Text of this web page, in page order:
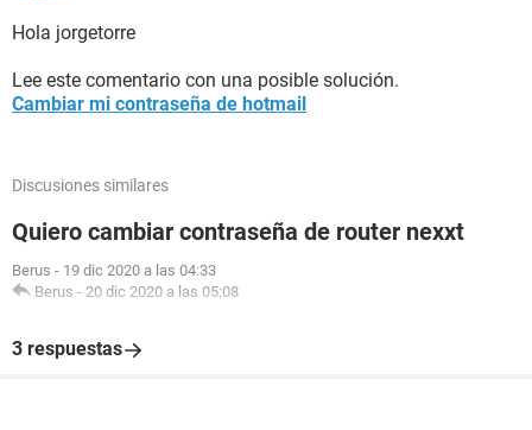
Hola jorgetorre
Lee este comentario con una posible solución.
Cambiar mi contraseña de hotmail
Discusiones similares
Quiero cambiar contraseña de router nexxt
Berus - 19 dic 2020 a las 04:33
Berus - 20 dic 2020 a las 05:08
3 respuestas